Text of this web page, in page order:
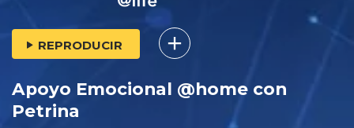
REPRODUCIR
Apoyo Emocional @home con
Petrina